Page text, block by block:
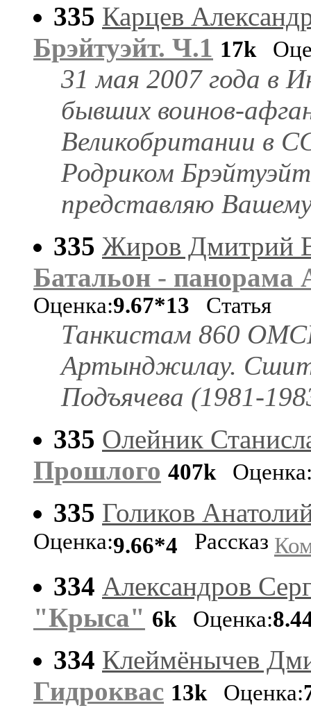
335 Карцев
Брэйтуэйт. Ч.1 17k
31 мая 2007 года в
бывших воинов-
Великобритании в
Родриком
представляю
335 Жиров Дмитрий
Батальон - панорама
Оценка:9.67*13 Статья
Танкистам 860
Артынджилау.
Подъячева (1981-
335 Олейник
Прошлого 407k
335 Голиков
Оценка:9.66*4 Рассказ
334 Александров
"Крыса" 6k Оценка:
334 Клеймёнычев
Гидроквас 13k Оценка: